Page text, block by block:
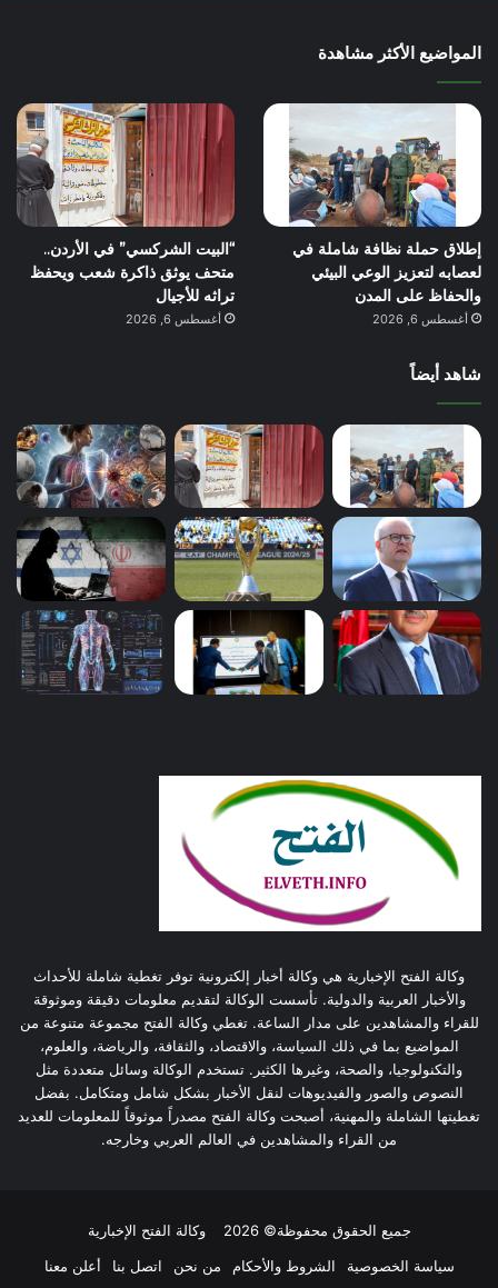
المواضيع الأكثر مشاهدة
إطلاق حملة نظافة شاملة في
لعصابه لتعزيز الوعي البيئي
والحفاظ على المدن
أغسطس 6, 2026
“البيت الشركسي” في الأردن..
متحف يوثق ذاكرة شعب ويحفظ
تراثه للأجيال
أغسطس 6, 2026
شاهد أيضاً
وكالة الفتح الإخبارية هي وكالة أخبار إلكترونية توفر تغطية شاملة للأحداث
والأخبار العربية والدولية. تأسست الوكالة لتقديم معلومات دقيقة وموثوقة
للقراء والمشاهدين على مدار الساعة. تغطي وكالة الفتح مجموعة متنوعة من
المواضيع بما في ذلك السياسة، والاقتصاد، والثقافة، والرياضة، والعلوم،
والتكنولوجيا، والصحة، وغيرها الكثير. تستخدم الوكالة وسائل متعددة مثل
النصوص والصور والفيديوهات لنقل الأخبار بشكل شامل ومتكامل. بفضل
تغطيتها الشاملة والمهنية، أصبحت وكالة الفتح مصدراً موثوقاً للمعلومات للعديد
من القراء والمشاهدين في العالم العربي وخارجه.
جميع الحقوق محفوظة© 2026
وكالة الفتح الإخبارية
سياسة الخصوصية
الشروط والأحكام من نحن اتصل بنا أعلن معنا